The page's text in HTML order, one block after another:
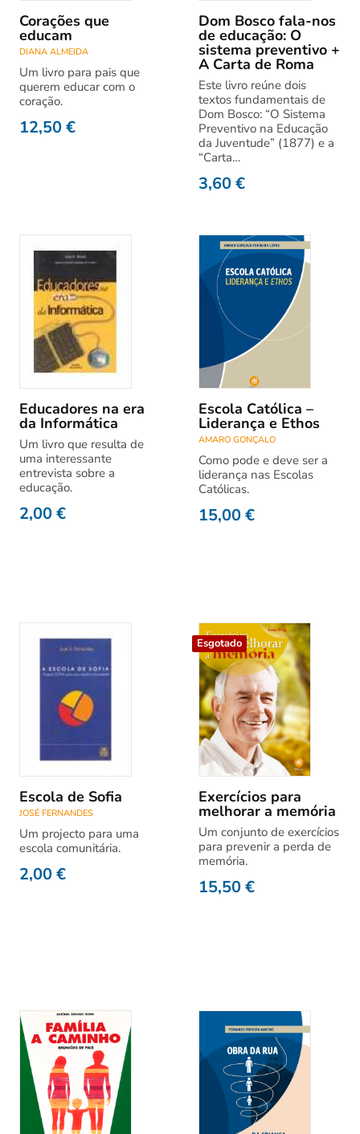
Corações que
educam
DIANA ALMEIDA
Um livro para pais que
querem educar com o
coração.
12,50€
Dom Bosco fala-nos
de educação: O
sistema preventivo +
A Carta de Roma
Este livro reúne dois
textos fundamentais de
Dom Bosco: “O Sistema
Preventivo na Educação
da Juventude” (1877) e a
“Carta…
3,60€
Educadores na era
da Informática
Um livro que resulta de
uma interessante
entrevista sobre a
educação.
2,00€
Escola Católica –
Liderança e Ethos
AMARO GONÇALO
Como pode e deve ser a
liderança nas Escolas
Católicas.
15,00€
Escola de Sofia
JOSÉ FERNANDES
Um projecto para uma
escola comunitária.
2,00€
Esgotado
Exercícios para
melhorar a memória
Um conjunto de exercícios
para prevenir a perda de
memória.
15,50€